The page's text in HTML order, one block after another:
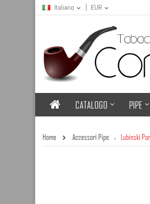
Italiano EUR
CATALOGO PIPE
Home Accessori Pipe » Lubinski